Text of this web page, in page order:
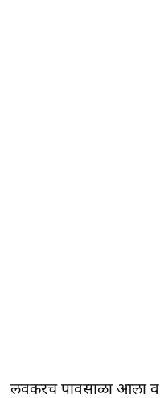
लवकरच पावसाळा आला व